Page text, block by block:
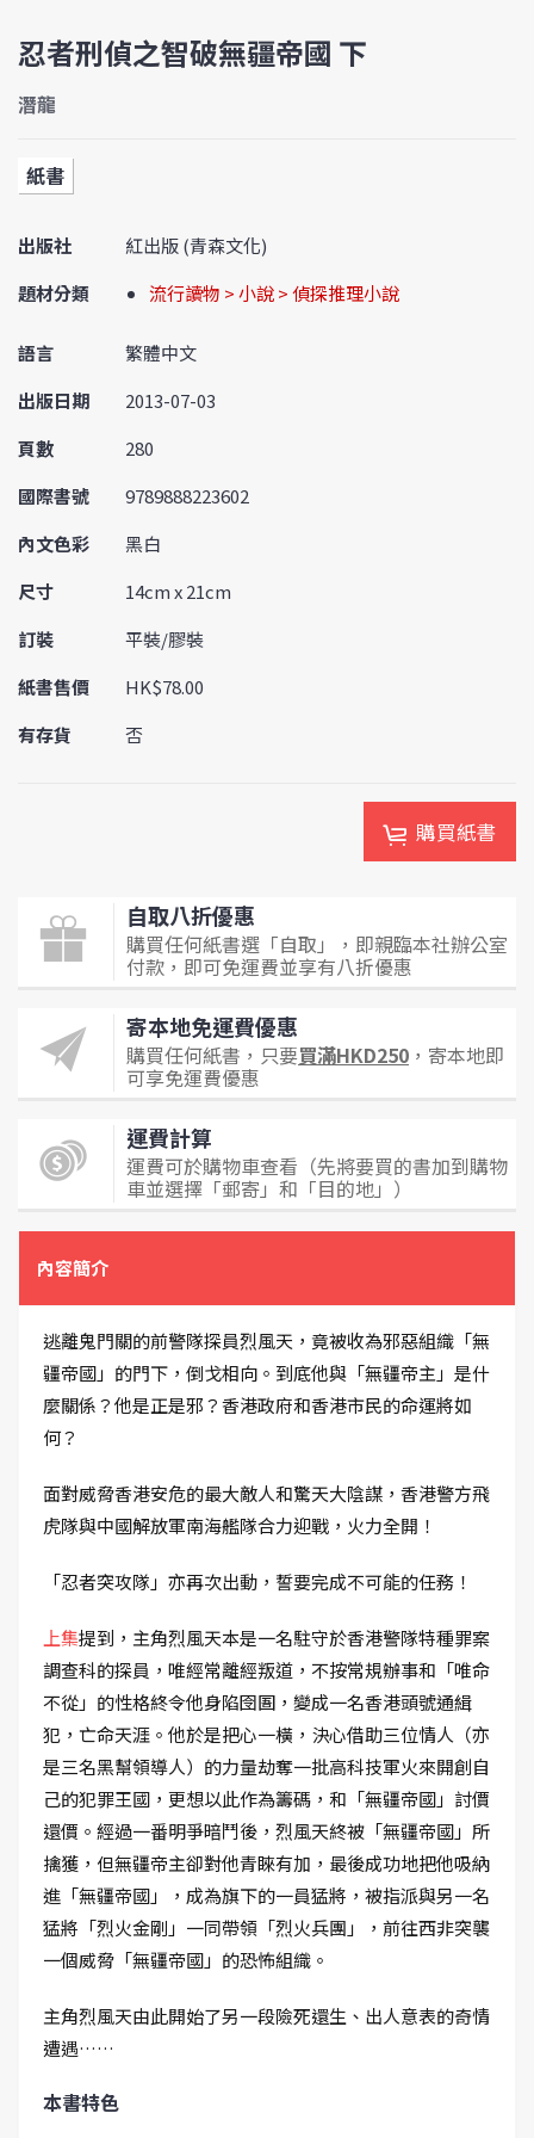
忍者刑偵之智破無疆帝國 下
潛龍
紙書
出版社
紅出版 (青森文化)
題材分類
流行讀物 > 小說 > 偵探推理小說
語言
繁體中文
出版日期
2013-07-03
頁數
280
國際書號
9789888223602
內文色彩
黑白
尺寸
14cm x 21cm
訂裝
平裝/膠裝
紙書售價
HK$78.00
有存貨
否
購買紙書
自取八折優惠
購買任何紙書選「自取」，即親臨本社辦公室
付款，即可免運費並享有八折優惠
寄本地免運費優惠
購買任何紙書，只要買滿HKD250 ，寄本地即
可享免運費優惠
運費計算
運費可於購物車查看（先將要買的書加到購物
車並選擇「郵寄」和「目的地」）
內容簡介
逃離鬼門關的前警隊探員烈風天，竟被收為邪惡組織「無
疆帝國」的門下，倒戈相向。到底他與「無疆帝主」是什
麼關係？他是正是邪？香港政府和香港市民的命運將如
何？
面對威脅香港安危的最大敵人和驚天大陰謀，香港警方飛
虎隊與中國解放軍南海艦隊合力迎戰，火力全開！
「忍者突攻隊」亦再次出動，誓要完成不可能的任務！
上集提到，主角烈風天本是一名駐守於香港警隊特種罪案
調查科的探員，唯經常離經叛道，不按常規辦事和「唯命
不從」的性格終令他身陷囹圄，變成一名香港頭號通緝
犯，亡命天涯。他於是把心一橫，決心借助三位情人（亦
是三名黑幫領導人）的力量劫奪一批高科技軍火來開創自
己的犯罪王國，更想以此作為籌碼，和「無疆帝國」討價
還價。經過一番明爭暗鬥後，烈風天終被「無疆帝國」所
擒獲，但無疆帝主卻對他青睞有加，最後成功地把他吸納
進「無疆帝國」，成為旗下的一員猛將，被指派與另一名
猛將「烈火金剛」一同帶領「烈火兵團」，前往西非突襲
一個威脅「無疆帝國」的恐怖組織。
主角烈風天由此開始了另一段險死還生、出人意表的奇情
遭遇……
本書特色